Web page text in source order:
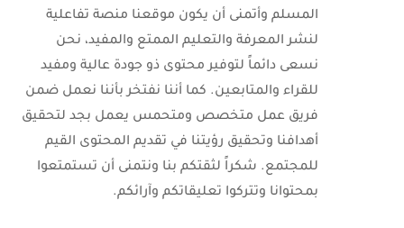
المسلم وأتمنى أن يكون موقعنا منصة تفاعلية
لنشر المعرفة والتعليم الممتع والمفيد، نحن
نسعى دائماً لتوفير محتوى ذو جودة عالية ومفيد
للقراء والمتابعين. كما أننا نفتخر بأننا نعمل ضمن
فريق عمل متخصص ومتحمس يعمل بجد لتحقيق
أهدافنا وتحقيق رؤيتنا في تقديم المحتوى القيم
للمجتمع. شكراً لثقتكم بنا ونتمنى أن تستمتعوا
بمحتوانا وتتركوا تعليقاتكم وآرائكم.